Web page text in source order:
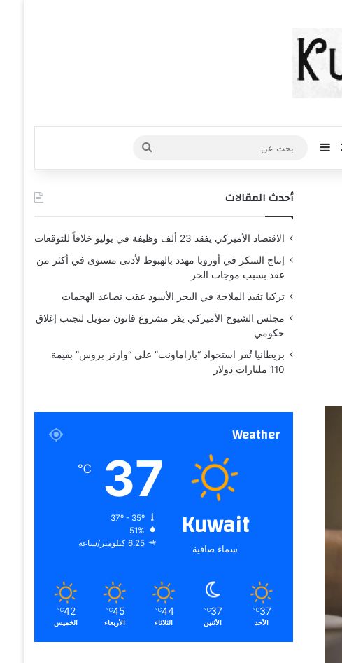
مقال عشوائي
إضافة عمود جانبي
بحث
عن
أحدث المقالات
الاقتصاد الأميركي يفقد 23 ألف وظيفة في يوليو خلافاً للتوقعات
إنتاج السكر في أوروبا مهدد بالهبوط لأدنى مستوى في أكثر من
عقد بسبب موجات الحر
تركيا تقيد الملاحة في البحر الأسود عقب تصاعد الهجمات
مجلس الشيوخ الأميركي يقر مشروع قانون تمويل لتجنب إغلاق
حكومي
بريطانيا تُقر استحواذ “باراماونت” على “وارنر بروس” بقيمة
110 مليارات دولار
Weather
Kuwait
سماء صافية
37
℃
51%
6.25 كيلومتر/ساعة
37
℃
الأحد
37
℃
الأثنين
44
℃
الثلاثاء
45
℃
الأربعاء
42
℃
الخميس